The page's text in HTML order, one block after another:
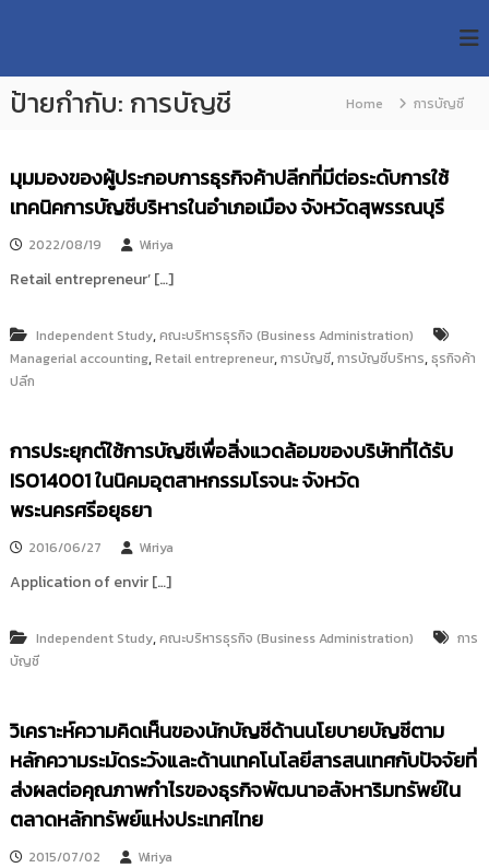
p
U
T
R
e
s
e
a
c
h
R
o
s
i
o
r
:
ค
ข้
อ
มู
ล
ง
วิ
ท
ลั
ย
เ
ค
น
ล
ยี
ร
า
ง
ค
ล
ธั
ญ
บุ
ป้ายกำกับ: การบัญชี Home การบัญชี
มุมมองของผู้ประกอบการธุรกิจค้าปลีกที่มีต่อระดับการใช้
เทคนิคการบัญชีบริหารในอำเภอเมือง จังหวัดสุพรรณบุรี
2022/08/19 Wiriya
Retail entrepreneur’ […]
Independent Study,คณะบริหารธุรกิจ (Business Administration)
Managerial accounting,Retail entrepreneur,การบัญชี,การบัญชีบริหาร,ธุรกิจค้า
ปลีก
การประยุกต์ใช้การบัญชีเพื่อสิ่งแวดล้อมของบริษัทที่ได้รับ
ISO14001 ในนิคมอุตสาหกรรมโรจนะ จังหวัด
พระนครศรีอยุธยา
2016/06/27 Wiriya
Application of envir […]
Independent Study,คณะบริหารธุรกิจ (Business Administration)
การ
บัญชี
วิเคราะห์ความคิดเห็นของนักบัญชีด้านนโยบายบัญชีตาม
หลักความระมัดระวังและด้านเทคโนโลยีสารสนเทศกับปัจจัยที่
ส่งผลต่อคุณภาพกำไรของธุรกิจพัฒนาอสังหาริมทรัพย์ใน
ตลาดหลักทรัพย์แห่งประเทศไทย
2015/07/02 Wiriya